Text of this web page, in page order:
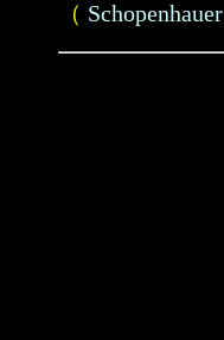
（ Schopenhauer